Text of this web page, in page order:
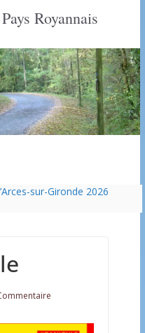
Royannais
sur-Gironde 2026
restrictions
sa pelouse de 12h à 16h à
l’isolation des